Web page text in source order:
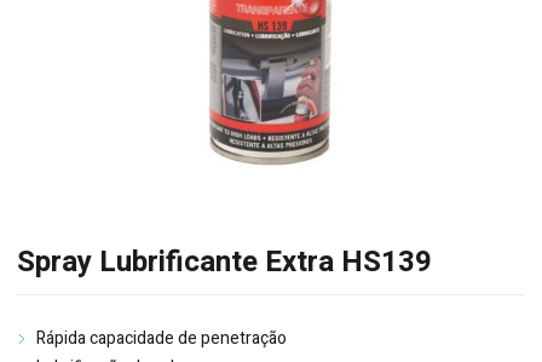
Spray Lubrificante Extra HS139
Rápida capacidade de penetração